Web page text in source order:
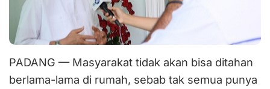
PADANG — Masyarakat tidak akan bisa ditahan
berlama-lama di rumah, sebab tak semua punya